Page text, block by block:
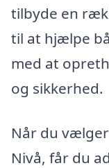
tilbyde en
til at hjælpe
med at
og sikkerhed.
Når du
Nivå, får du